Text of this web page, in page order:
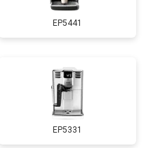
EP5441
EP5331